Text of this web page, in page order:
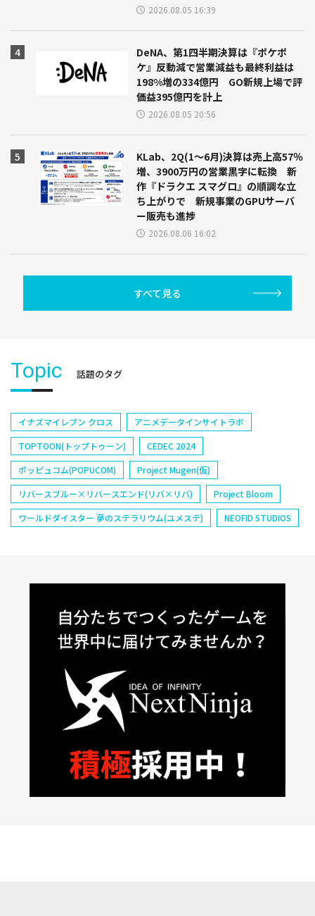
2026.08.05 16:39
DeNA、第1四半期決算は『ポケポ
ケ』反動減で営業減益も最終利益は
198%増の334億円 GO新規上場で評
価益395億円を計上
2026.08.05 20:56
KLab、2Q(1～6月)決算は売上高57％
増、3900万円の営業黒字に転換 新
作『ドラクエ スマグロ』の順調な立
ち上がりで 新規事業のGPUサーバ
ー販売も進捗
2026.08.06 16:02
すべて見る
Topic 話題のタグ
イナズマイレブン クロス
アニメデータインサイトラボ
TOPTOON(トップトゥーン)
CEDEC 2024
ポッピュコム(POPUCOM)
Project Mugen(仮)
リバースブルー×リバースエンド(リバ×リバ)
Project Bloom
ワールドダイスター 夢のステラリウム(ユメステ)
NEOFID STUDIOS